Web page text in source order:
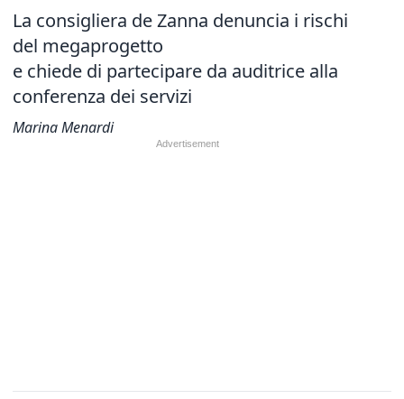
La consigliera de Zanna denuncia i rischi
del megaprogetto
e chiede di partecipare da auditrice alla
conferenza dei servizi
Marina Menardi